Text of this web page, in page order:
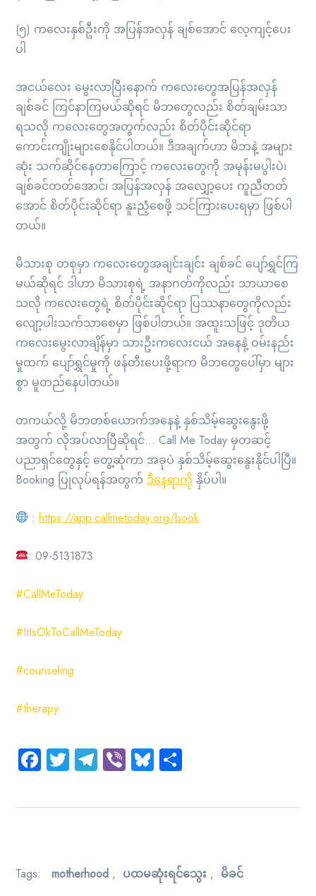
(၅) ကလေးနှစ်ဦးကို အပြန်အလှန် ချစ်အောင် လေ့ကျင့်ပေး
ပါ
အငယ်လေး မွေးလာပြီးနောက် ကလေးတွေအပြန်အလှန်
ချစ်ခင် ကြင်နာကြမယ်ဆိုရင် မိဘတွေလည်း စိတ်ချမ်းသာ
ရသလို ကလေးတွေအတွက်လည်း စိတ်ပိုင်းဆိုင်ရာ
ကောင်းကျိုးများစေနိုင်ပါတယ်။ ဒီအချက်ဟာ မိဘနဲ့ အများ
ဆုံး သက်ဆိုင်နေတာကြောင့် ကလေးတွေကို အမုန်းမပွါးပဲ၊
ချစ်ခင်တတ်အောင်၊ အပြန်အလှန် အလျှော့ပေး ကူညီတတ်
အောင် စိတ်ပိုင်းဆိုင်ရာ နူးညံံ့စေဖို့ သင်ကြားပေးရမှာ ဖြစ်ပါ
တယ်။
မိသားစု တစုမှာ ကလေးတွေအချင်းချင်း ချစ်ခင် ပျော်ရွှင်ကြ
မယ်ဆိုရင် ဒါဟာ မိသားစုရဲ့ အနာဂတ်ကိုလည်း သာယာစေ
သလို ကလေးတွေရဲ့ စိတ်ပိုင်းဆိုင်ရာ ပြဿနာတွေကိုလည်း
လျော့ပါးသက်သာစေမှာ ဖြစ်ပါတယ်။ အထူးသဖြင့် ဒုတိယ
ကလေးမွေးလာချိန်မှာ သားဦးကလေးငယ် အနေနဲ့ ဝမ်းနည်း
မှုထက် ပျော်ရွှင်မှုကို ဖန်တီးပေးဖို့ရာက မိဘတွေပေါ်မှာ များ
စွာ မူတည်နေပါတယ်။
တကယ်လို့ မိဘတစ်ယောက်အနေနဲ့ နှစ်သိမ့်ဆွေးနွေးဖို့
အတွက် လိုအပ်လာပြီဆိုရင်… Call Me Today မှတဆင့်
ပညာရှင်တွေနှင့် တွေ့ဆုံကာ အခုပဲ နှစ်သိမ့်ဆွေးနွေးနိုင်ပါပြီ။
Booking ပြုလုပ်ရန်အတွက် ဒီနေရာကို နှိပ်ပါ။
:https://app.callmetoday.org/book
: 09-5131873
#CallMeToday
#ItIsOkToCallMeToday
#counseling
#therapy
Facebook
TwitterTelegram
ViberBluesky
Tags: motherhood , ပထမဆုံးရင်သွေး , မိခင်